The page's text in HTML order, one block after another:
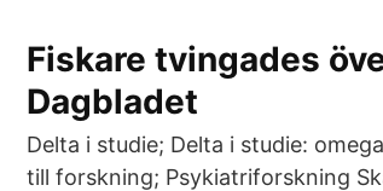
Fiskare tvingades
Dagbladet
Delta i studie; Delta i studie:
till forskning; Psykiatriforskning